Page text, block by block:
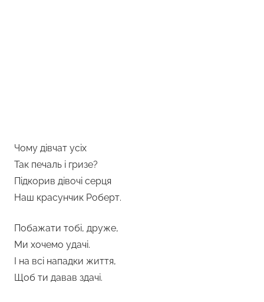
Чому дівчат усіх
Так печаль і гризе?
Підкорив дівочі серця
Наш красунчик Роберт.
Побажати тобі, друже,
Ми хочемо удачі.
І на всі нападки життя,
Щоб ти давав здачі.